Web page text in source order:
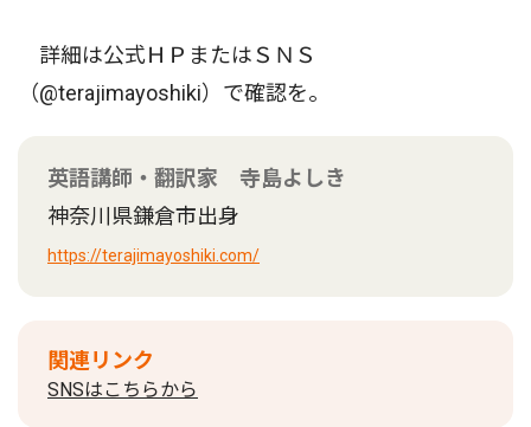
詳細は公式ＨＰまたはＳＮＳ
（@terajimayoshiki）で確認を。
英語講師・翻訳家 寺島よしき
神奈川県鎌倉市出身
https://terajimayoshiki.com/
関連リンク
SNSはこちらから